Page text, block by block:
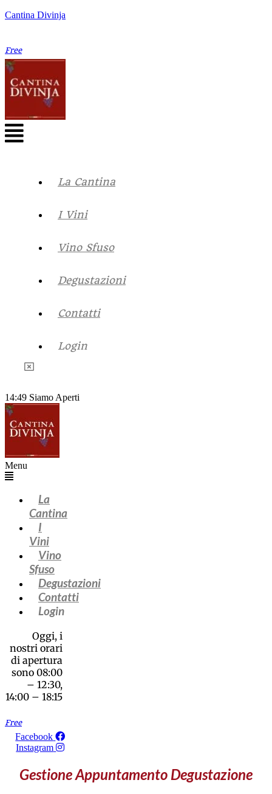
Cantina Divinja
Free
La Cantina
I Vini
Vino Sfuso
Degustazioni
Contatti
Login
14:49 Siamo Aperti
Menu
La
Cantina
I
Vini
Vino
Sfuso
Degustazioni
Contatti
Login
Oggi, i
nostri orari
di apertura
sono 08:00
– 12:30,
14:00 – 18:15
Free
Facebook
Instagram
Gestione Appuntamento Degustazione